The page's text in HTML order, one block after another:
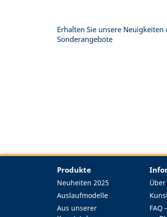
Erhalten Sie unsere Neuigkeiten
Sonderangebote
Produkte
Neuheiten 2025
Auslaufmodelle
Aus unserer
FAQ